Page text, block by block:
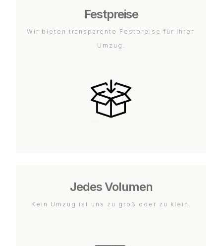
Festpreise
Wir bieten transparente Festpreise für Ihren
Umzug.
Jedes Volumen
Kein Umzug ist uns zu groß oder zu klein.